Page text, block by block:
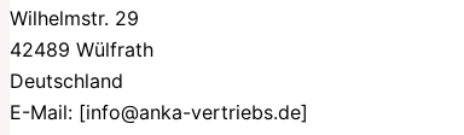
Wilhelmstr. 29
42489 Wülfrath
Deutschland
E-Mail: [info@anka-vertriebs.de]